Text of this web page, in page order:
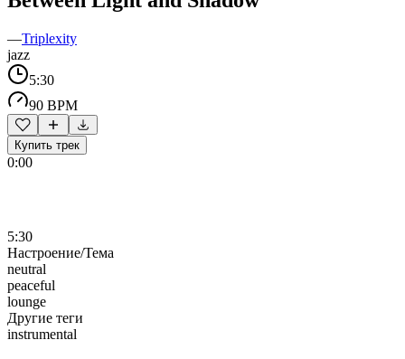
—Triplexity
jazz
5:30
90 BPM
Купить трек
0:00
5:30
Настроение/Тема
neutral
peaceful
lounge
Другие теги
instrumental